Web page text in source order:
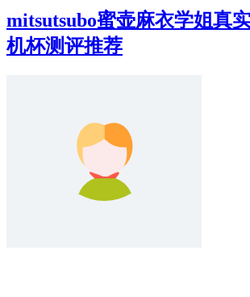
mitsutsubo蜜壶麻衣学姐真
机杯测评推荐